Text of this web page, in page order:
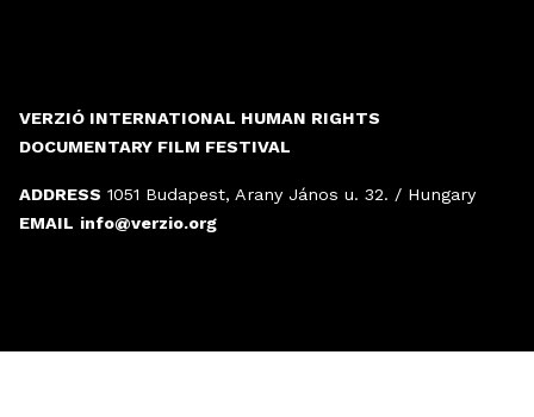
VERZIÓ INTERNATIONAL HUMAN RIGHTS
DOCUMENTARY FILM FESTIVAL
ADDRESS 1051 Budapest, Arany János u. 32. / Hungary
EMAIL info@verzio.org